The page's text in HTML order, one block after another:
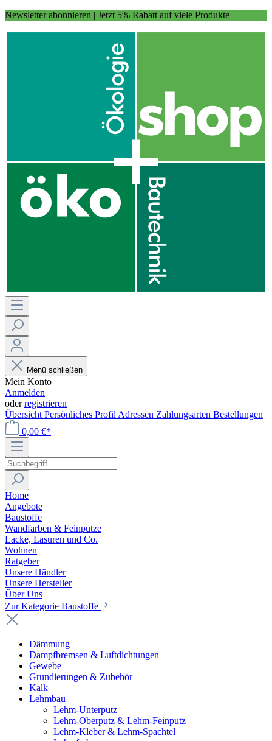
Newsletter abonnieren | Jetzt 5% Rabatt auf viele Produkte
Menü schließen
Mein Konto
Anmelden
oderregistrieren
Übersicht Persönliches Profil Adressen Zahlungsarten Bestellungen
0,00 €*
Home
Angebote
Baustoffe
Wandfarben & Feinputze
Lacke, Lasuren und Co.
Wohnen
Ratgeber
Unsere Händler
Unsere Hersteller
Über Uns
Zur Kategorie Baustoffe
Dämmung
Dampfbremsen & Luftdichtungen
Gewebe
Grundierungen & Zubehör
Kalk
Lehmbau
Lehm-Unterputz
Lehm-Oberputz & Lehm-Feinputz
Lehm-Kleber & Lehm-Spachtel